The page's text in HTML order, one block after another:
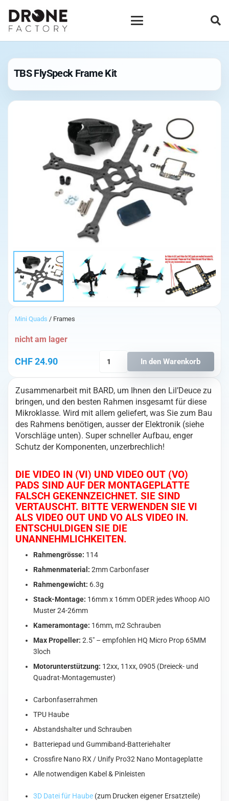
TBS FlySpeck Frame Kit
Mini Quads / Frames
CHF24.90
nicht am lager
Kit
Menge
In den Warenkorb
Zusammenarbeit mit BARD, um Ihnen den Lil’Deuce zu
bringen, und den besten Rahmen insgesamt für diese
Mikroklasse. Wird mit allem geliefert, was Sie zum Bau
des Rahmens benötigen, ausser der Elektronik (siehe
Vorschläge unten). Super schneller Aufbau, enger
Schutz der Komponenten, unzerbrechlich!
DIE VIDEO IN (VI) UND VIDEO OUT (VO)
PADS SIND AUF DER MONTAGEPLATTE
FALSCH GEKENNZEICHNET. SIE SIND
VERTAUSCHT. BITTE VERWENDEN SIE VI
ALS VIDEO OUT UND VO ALS VIDEO IN.
ENTSCHULDIGEN SIE DIE
UNANNEHMLICHKEITEN.
Rahmengrösse: 114
Rahmenmaterial: 2mm Carbonfaser
Rahmengewicht: 6.3g
Stack-Montage: 16mm x 16mm ODER jedes Whoop AIO
Muster 24-26mm
Kameramontage: 16mm, m2 Schrauben
Max Propeller: 2.5″ – empfohlen HQ Micro Prop 65MM
3loch
Motorunterstützung: 12xx, 11xx, 0905 (Dreieck- und
Quadrat-Montagemuster)
Carbonfaserrahmen
TPU Haube
Abstandshalter und Schrauben
Batteriepad und Gummiband-Batteriehalter
Crossfire Nano RX / Unify Pro32 Nano Montageplatte
Alle notwendigen Kabel & Pinleisten
3D Datei für Haube (zum Drucken eigener Ersatzteile)